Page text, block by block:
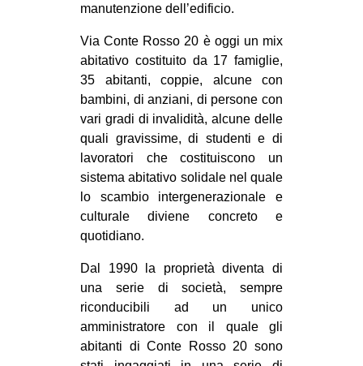
manutenzione dell’edificio.
Via Conte Rosso 20 è oggi un mix
abitativo costituito da 17 famiglie,
35 abitanti, coppie, alcune con
bambini, di anziani, di persone con
vari gradi di invalidità, alcune delle
quali gravissime, di studenti e di
lavoratori che costituiscono un
sistema abitativo solidale nel quale
lo scambio intergenerazionale e
culturale diviene concreto e
quotidiano.
Dal 1990 la proprietà diventa di
una serie di società, sempre
riconducibili ad un unico
amministratore con il quale gli
abitanti di Conte Rosso 20 sono